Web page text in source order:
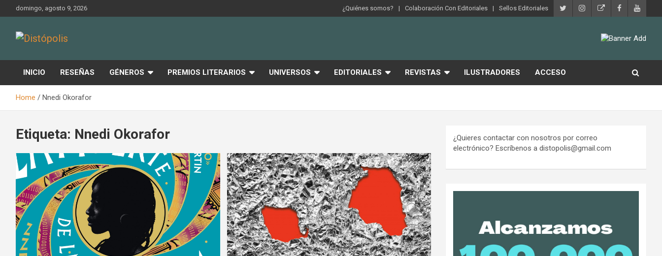
to
domingo, agosto 9, 2026 ¿Quiénes somos? Colaboración Con Editoriales Sellos Editoriales
Distópolis
INICIO RESEÑAS GÉNEROS PREMIOS LITERARIOS UNIVERSOS EDITORIALES REVISTAS ILUSTRADORES ACCESO
Home Nnedi Okorafor
Etiqueta: Nnedi Okorafor
¿Quieres contactar con nosotros por correo
electrónico? Escríbenos a distopolis@gmail.com